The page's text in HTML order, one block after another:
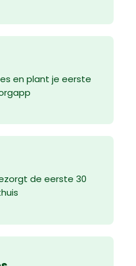
en plant je eerste
de eerste 30